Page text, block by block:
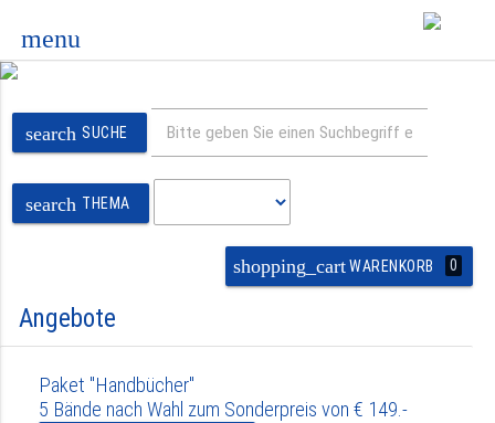
menu
search SUCHE
search THEMA
shopping_cartWARENKORB 0
Angebote
Paket "Handbücher"
5 Bände nach Wahl zum Sonderpreis von € 149.-